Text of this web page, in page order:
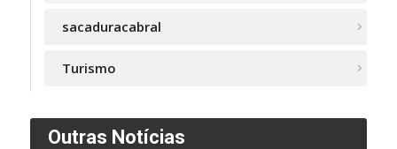
sacaduracabral
Turismo
Outras Notícias